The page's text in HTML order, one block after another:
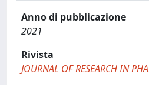
Anno di pubblicazione
2021
Rivista
JOURNAL OF RESEARCH IN